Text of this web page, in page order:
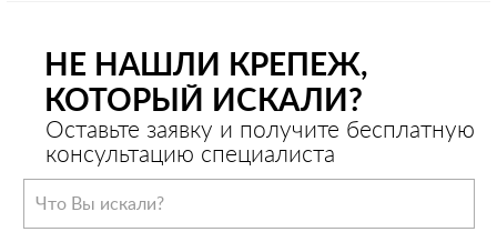
НЕ НАШЛИ КРЕПЕЖ,
КОТОРЫЙ ИСКАЛИ?
Оставьте заявку и получите бесплатную
консультацию специалиста